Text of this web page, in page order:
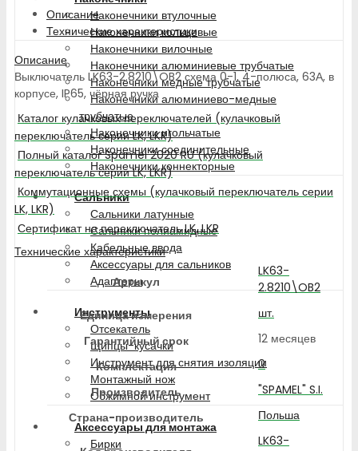
Наконечники втулочные
Наконечники кольцевые
Наконечники вилочные
Наконечники алюминиевые трубчатые
Наконечники медные трубчатые
Наконечники алюминиево-медные
трубчатые
Наконечники игольчатые
Наконечники соединительные
Наконечники коннекторные
Сальники
Сальники латунные
Сальники полиамидные
Кабельные ввода
Аксессуары для сальников
Адаптеры
Инструменты
Отсекатель
Щипцы-кусачки
Инструмент для снятия изоляции
Монтажный нож
Обжимной инструмент
Аксессуары для монтажа
Бирки
Описание
Технические характеристики
Описание
Выключатель LK63-2.8210\OB2 схема 0-1, 4-полюса, 63А, в
корпусе, IP65, чёрная ручка
Каталог кулачковых переключателей (кулачковый
переключатель серии LK, LKR)
Полный каталог Spamel 2020 RU (кулачковый
переключатель серии LK, LKR)
Коммутационные схемы (кулачковый переключатель серии
LK, LKR)
Сертификат на переключатель LK, LKR
Технические характеристики
Артикул
LK63-
2.8210\OB2
Единица измерения
шт.
Гарантийный срок
12 месяцев
Комплектация
0
Производитель
"SPAMEL" S.I.
Страна-производитель
Польша
LK63-